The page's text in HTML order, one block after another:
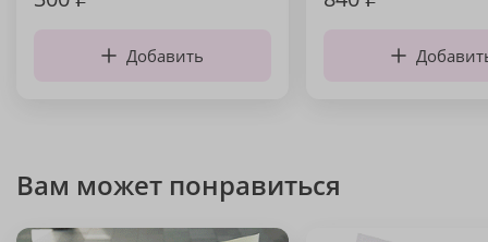
Добавить
Вам может понравиться